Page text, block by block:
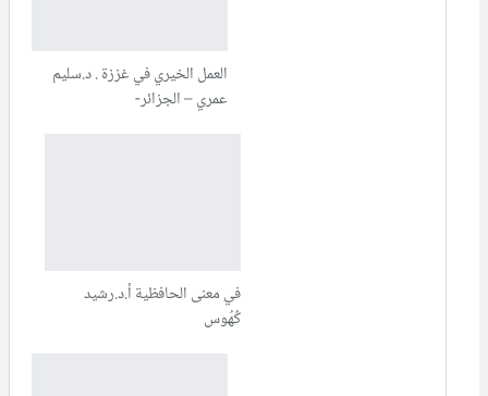
العمل الخيري في غززة . د.سليم
عمري – الجزائر-
في معنى الحافظية أ.د.رشيد
كُهُوس